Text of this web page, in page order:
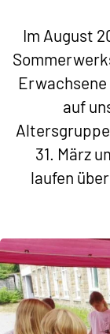
Im August
Erwachsene
auf
31. März
laufen